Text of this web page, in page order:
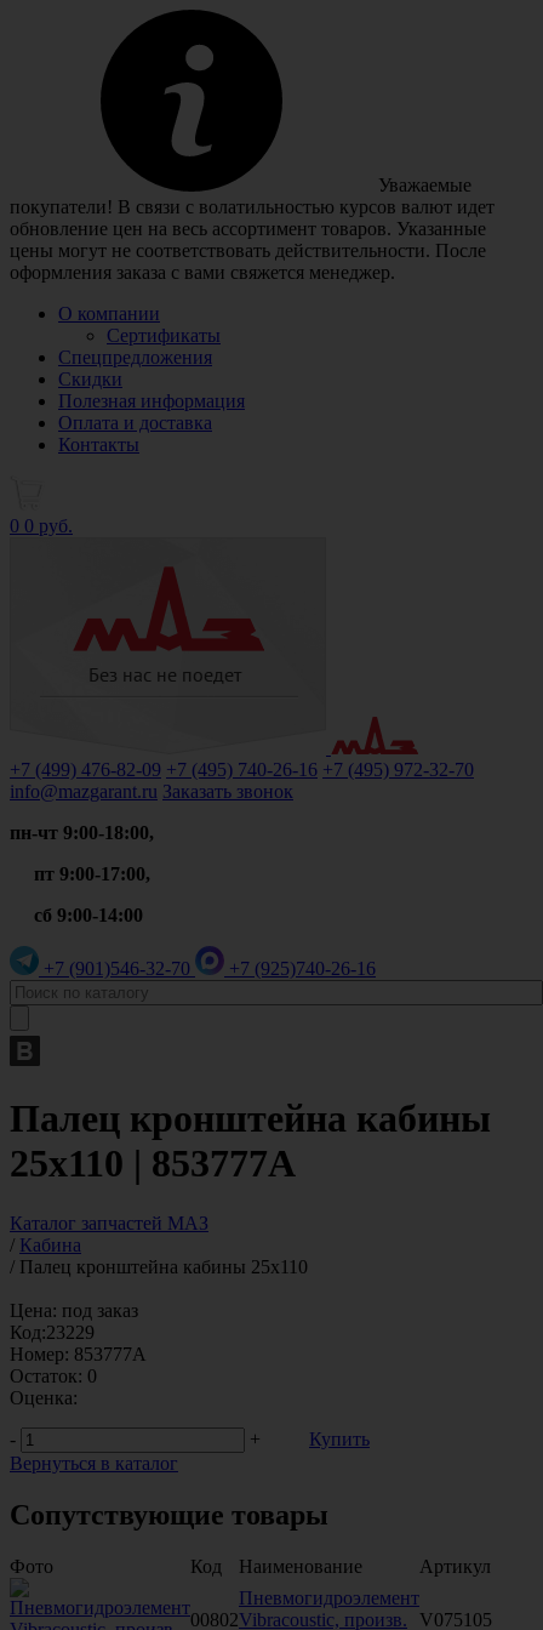
Уважаемые
покупатели! В связи с волатильностью курсов валют идет
обновление цен на весь ассортимент товаров. Указанные
цены могут не соответствовать действительности. После
оформления заказа с вами свяжется менеджер.
О компании
Сертификаты
Спецпредложения
Скидки
Полезная информация
Оплата и доставка
Контакты
0 0 руб.
+7 (499) 476-82-09 +7 (495) 740-26-16 +7 (495) 972-32-70
info@mazgarant.ru Заказать звонок
пн-чт 9:00-18:00,
пт 9:00-17:00,
сб 9:00-14:00
+7 (901)546-32-70 +7 (925)740-26-16
Палец кронштейна кабины
25х110 | 853777А
Каталог запчастей МАЗ
/ Кабина
/ Палец кронштейна кабины 25х110
Цена: под заказ
Код:23229
Номер: 853777А
Остаток: 0
Оценка:
-
+
Купить
Вернуться в каталог
Сопутствующие товары
Фото Код Наименование Артикул
00802
Пневмогидроэлемент
Vibracoustic, произв.
V075105